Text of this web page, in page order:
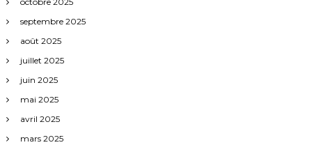
septembre 2025
août 2025
juillet 2025
juin 2025
mai 2025
avril 2025
mars 2025